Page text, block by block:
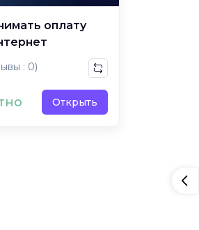
оплату
: 0)
Открыть